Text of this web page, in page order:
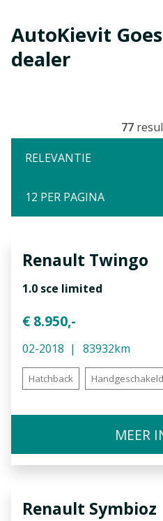
AutoKievit
dealer
77
Renault Twingo
1.0 sce limited
€ 8.950,-
02-2018 83932km
Hatchback Handgeschakeld
MEER
Renault Symbioz